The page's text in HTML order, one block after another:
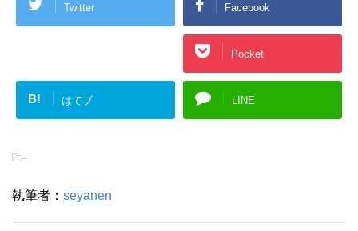
Twitter Facebook
Pocket
B! はてブ LINE
-
執筆者： seyanen